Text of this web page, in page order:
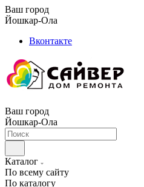
Ваш город
Йошкар-Ола
Вконтакте
Ваш город
Йошкар-Ола
Каталог
По всему сайту
По каталогу